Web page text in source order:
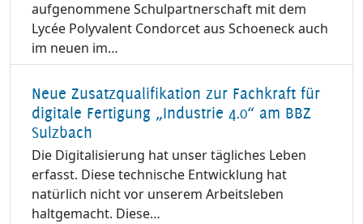
aufgenommene Schulpartnerschaft mit dem
Lycée Polyvalent Condorcet aus Schoeneck auch
im neuen im…
Neue Zusatzqualifikation zur Fachkraft für
digitale Fertigung „Industrie 4.0“ am BBZ
Sulzbach
Die Digitalisierung hat unser tägliches Leben
erfasst. Diese technische Entwicklung hat
natürlich nicht vor unserem Arbeitsleben
haltgemacht. Diese…